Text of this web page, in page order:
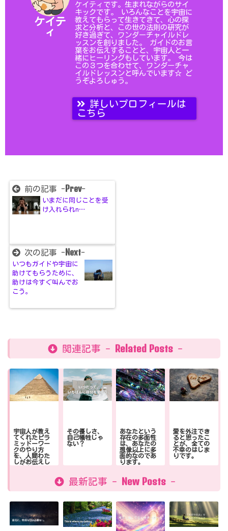
ケイテ
ィ
ケイティです。生まれながらのサイ
キックです。 いろんなことを宇宙に
教えてもらって生きてきて、心の探
求と分析と、この世の法則の研究が
好き過ぎて、ワンダーチャイルドレ
ッスンを創りました。 ガイドのお言
葉をお伝えすることと、宇宙人と一
緒にヒーリングもしています。 今は
この３つを合わせて、ワンダーチャ
イルドレッスンと呼んでいます☆ ど
うぞよろしゅう。
詳しいプロフィールは
こちら
前の記事 -Prev-
いまだに同じことを受
け入れられn…
次の記事 -Next-
いつもガイドや宇宙に
助けてもらうために、
助けは今すぐ叫んでお
こう。
関連記事 - Related Posts-
宇宙人が教え
てくれたピラ
ミッドーワー
クのやり方
を、人間わた
しがお伝えし
その優しさ、
自己犠牲じゃ
ない？
あなたという
存在の多面性
は、あなたの
想像以上に多
面的なのであ
ります。
愛を外注でき
ると思ったこ
とが、全ての
不幸のはじま
りです。
最新記事 - New Posts -